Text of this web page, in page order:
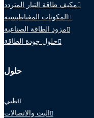
مكيف طاقة التيار المتردد
المكونات المغناطيسية
مزود الطاقة الصناعية
حلول جودة الطاقة
حلول
طبي
البث والاتصالات